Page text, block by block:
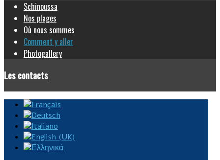
Schinoussa
Nos plages
Où nous sommes
Comment y aller
Photogallery
Les contacts